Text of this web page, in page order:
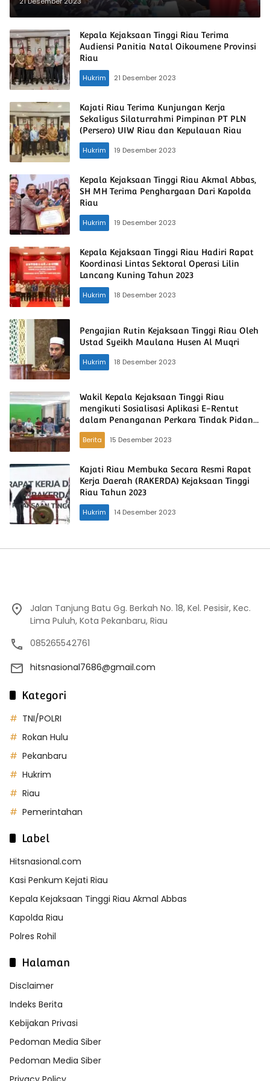
Kepala Kejaksaan Tinggi Riau Terima
Audiensi Panitia Natal Oikoumene Provinsi
Riau
Hukrim 21 Desember 2023
Kajati Riau Terima Kunjungan Kerja
Sekaligus Silaturrahmi Pimpinan PT PLN
(Persero) UIW Riau dan Kepulauan Riau
Hukrim 19 Desember 2023
Kepala Kejaksaan Tinggi Riau Akmal Abbas,
SH MH Terima Penghargaan Dari Kapolda
Riau
Hukrim 19 Desember 2023
Kepala Kejaksaan Tinggi Riau Hadiri Rapat
Koordinasi Lintas Sektoral Operasi Lilin
Lancang Kuning Tahun 2023
Hukrim 18 Desember 2023
Pengajian Rutin Kejaksaan Tinggi Riau Oleh
Ustad Syeikh Maulana Husen Al Muqri
Hukrim 18 Desember 2023
Wakil Kepala Kejaksaan Tinggi Riau
mengikuti Sosialisasi Aplikasi E-Rentut
dalam Penanganan Perkara Tindak Pidana
Pemilu dan Tindak Pidana Pemilihan
secara virtual
Berita 15 Desember 2023
Kajati Riau Membuka Secara Resmi Rapat
Kerja Daerah (RAKERDA) Kejaksaan Tinggi
Riau Tahun 2023
Hukrim 14 Desember 2023
Jalan Tanjung Batu Gg. Berkah No. 18, Kel. Pesisir, Kec.
Lima Puluh, Kota Pekanbaru, Riau
085265542761
hitsnasional7686@gmail.com
Kategori
TNI/POLRI
Rokan Hulu
Pekanbaru
Hukrim
Riau
Pemerintahan
Label
Hitsnasional.com
Kasi Penkum Kejati Riau
Kepala Kejaksaan Tinggi Riau Akmal Abbas
Kapolda Riau
Polres Rohil
Halaman
Disclaimer
Indeks Berita
Kebijakan Privasi
Pedoman Media Siber
Pedoman Media Siber